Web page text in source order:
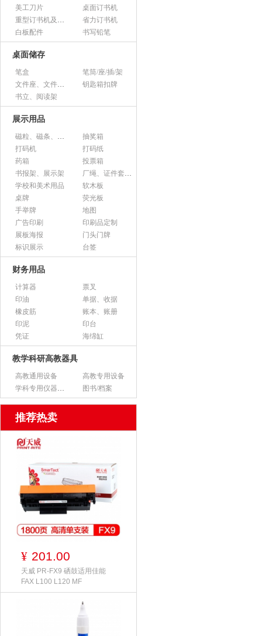
美工刀片
桌面订书机
重型订书机及其它
省力订书机
白板配件
书写铅笔
桌面储存
笔盒
笔筒/座/插/架
文件座、文件架、文件框
钥匙箱扣牌
书立、阅读架
展示用品
磁粒、磁条、磁片
抽奖箱
打码机
打码纸
药箱
投票箱
书报架、展示架
厂绳、证件套、卡套
学校和美术用品
软木板
桌牌
荧光板
手举牌
地图
广告印刷
印刷品定制
展板海报
门头门牌
标识展示
台签
财务用品
计算器
票叉
印油
单据、收据
橡皮筋
账本、账册
印泥
印台
凭证
海绵缸
教学科研高教器具
高教通用设备
高教专用设备
学科专用仪器设备
图书/档案
推荐热卖
¥ 201.00
天威 PR-FX9 硒鼓适用佳能
FAX L100 L120 MF